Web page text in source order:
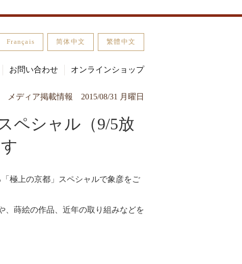
Français 简体中文 繁體中文
お問い合わせ オンラインショップ
メディア掲載情報 2015/08/31 月曜日
ペシャル（9/5放
極上の京都」スペシャルで象彦をご
、蒔絵の作品、近年の取り組みなどを